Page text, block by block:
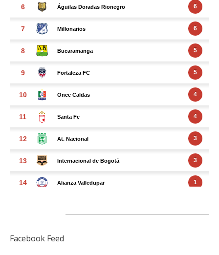
Facebook Feed